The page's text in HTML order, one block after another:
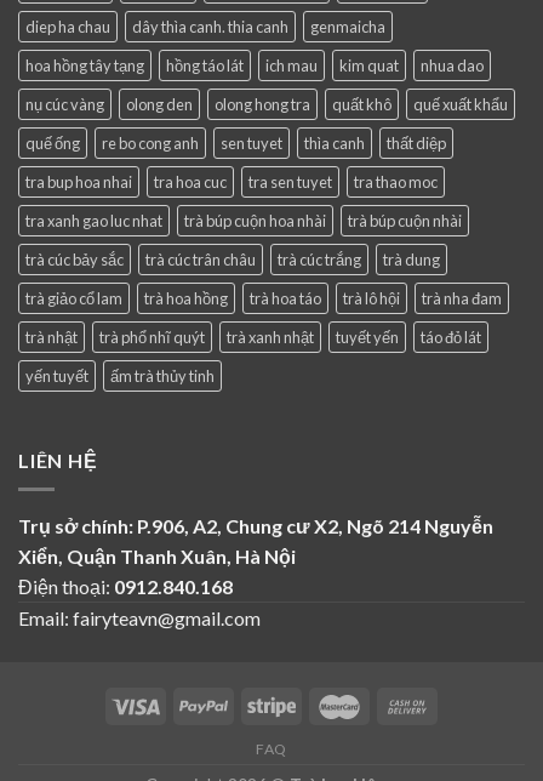
diep ha chau
dây thìa canh. thia canh
genmaicha
hoa hồng tây tạng
hồng táo lát ich mau kim quat
nhua dao
nụ cúc vàng
olong den olong hong tra quất khô
quế xuất khẩu
quế ống
re bo cong anh sen tuyet thìa canh
thất diệp
tra bup hoa nhai
tra hoa cuc tra sen tuyet
tra thao moc
tra xanh gao luc nhat
trà búp cuộn hoa nhài
trà búp cuộn nhài
trà cúc bảy sắc
trà cúc trân châu trà cúc trắng
trà dung
trà giảo cổ lam
trà hoa hồng trà hoa táo trà lô hội
trà nha đam
trà nhật
trà phổ nhĩ quýt trà xanh nhật tuyết yến
táo đỏ lát
yến tuyết
ấm trà thủy tinh
LIÊN HỆ
Trụ sở chính: P.906, A2, Chung cư X2, Ngõ 214 Nguyễn
Xiển, Quận Thanh Xuân, Hà Nội
Điện thoại: 0912.840.168
Email: fairyteavn@gmail.com
FAQ